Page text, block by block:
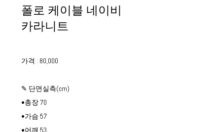
폴로 케이블 네이비
카라니트
가격 : 80,000
✎ 단면실측(cm)
•총장 70
•가슴 57
•어깨 53